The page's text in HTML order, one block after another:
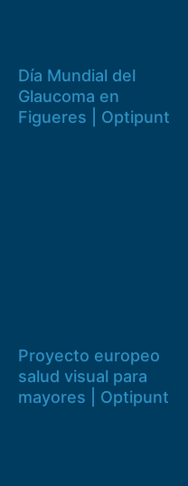
Día Mundial del
Glaucoma en
Figueres | Optipunt
Proyecto europeo
salud visual para
mayores | Optipunt